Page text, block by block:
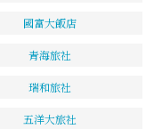
國富大飯店
青海旅社
瑞和旅社
五洋大旅社